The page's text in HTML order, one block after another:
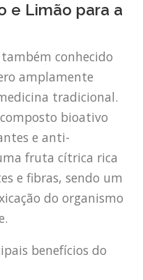
e Limão para a
conhecido
amplamente
tradicional.
bioativo
e anti-
fruta cítrica rica
e fibras, sendo um
do organismo
benefícios do